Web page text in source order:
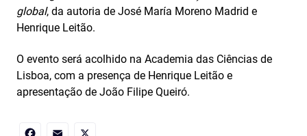
global, da autoria de José María Moreno Madrid e
Henrique Leitão.
O evento será acolhido na Academia das Ciências de
Lisboa, com a presença de Henrique Leitão e
apresentação de João Filipe Queiró.